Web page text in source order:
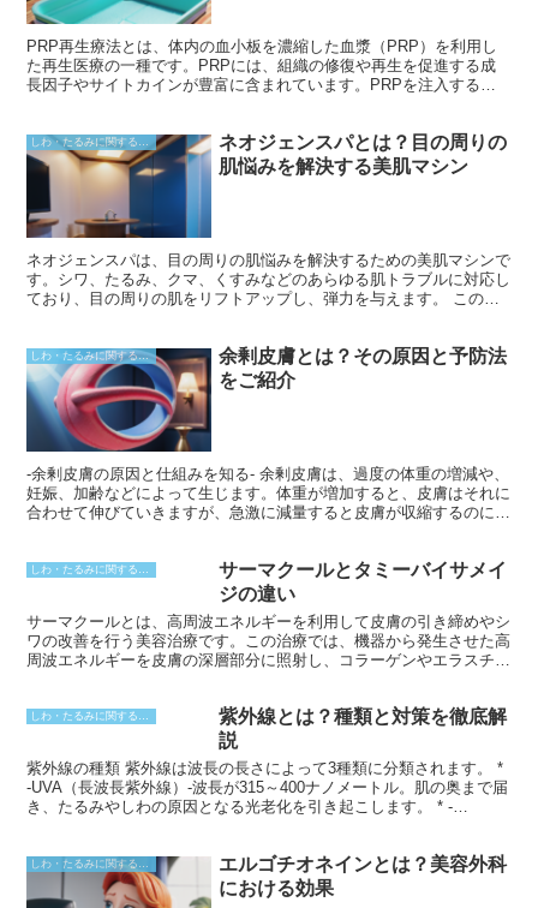
PRP再生療法とは、体内の血小板を濃縮した血漿（PRP）を利用し
た再生医療の一種です。PRPには、組織の修復や再生を促進する成
長因子やサイトカインが豊富に含まれています。PRPを注入するこ
ネオジェンスパとは？目の周りの
肌悩みを解決する美肌マシン
ネオジェンスパは、目の周りの肌悩みを解決するための美肌マシンで
す。シワ、たるみ、クマ、くすみなどのあらゆる肌トラブルに対応し
ており、目の周りの肌をリフトアップし、弾力を与えます。 このマ
波が肌表面を引き締めます。これにより、肌の再生と引き締めが促さ
れ、シワやたるみが改善します。また、血行が促進されるため、クマ
やくすみも解消されます。
しわ・たるみに関すること
余剰皮膚とは？その原因と予防法
をご紹介
-余剰皮膚の原因と仕組みを知る- 余剰皮膚は、過度の体重の増減や、
妊娠、加齢などによって生じます。体重が増加すると、皮膚はそれに
合わせて伸びていきますが、急激に減量すると皮膚が収縮するのに時
後に余剰皮膚が残ることがあります。加齢に伴うコラーゲンやエラス
チンの減少も、皮膚の弾力を低下させ、たるみを引き起こす要因とな
サーマクールとタミーバイサメイ
ジの違い
サーマクールとは、高周波エネルギーを利用して皮膚の引き締めやシ
ワの改善を行う美容治療です。この治療では、機器から発生させた高
周波エネルギーを皮膚の深層部分に照射し、コラーゲンやエラスチン
は、メスや針を使用しないためダウンタイムがほとんどなく、また効
果が比較的長いことが挙げられます。顔や首、身体などさまざまな部
しわ・たるみに関すること
紫外線とは？種類と対策を徹底解
説
紫外線の種類 紫外線は波長の長さによって3種類に分類されます。 *
-UVA（長波長紫外線）-波長が315～400ナノメートル。肌の奥まで届
き、たるみやしわの原因となる光老化を引き起こします。 * -
が100～280ナノメートル。最も有害な紫外線で、人体に届くことは
ありませんが、人工光源から発生することがあります。
しわ・たるみに関すること
エルゴチオネインとは？美容外科
における効果